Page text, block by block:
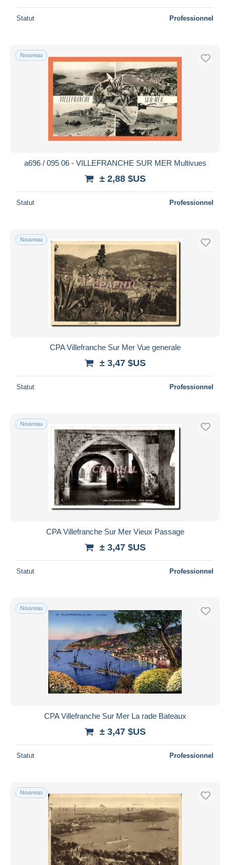
Statut Professionnel
Nouveau
a696 / 095 06 - VILLEFRANCHE SUR MER Multivues
± 2,88 $US
Statut Professionnel
Nouveau
CPA Villefranche Sur Mer Vue generale
± 3,47 $US
Statut Professionnel
Nouveau
CPA Villefranche Sur Mer Vieux Passage
± 3,47 $US
Statut Professionnel
Nouveau
CPA Villefranche Sur Mer La rade Bateaux
± 3,47 $US
Statut Professionnel
Nouveau